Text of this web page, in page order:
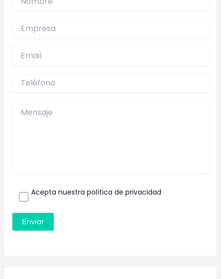
Acepta nuestra política de privacidad